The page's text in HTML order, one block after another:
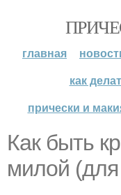
главная
как
прически и
Как быть
милой